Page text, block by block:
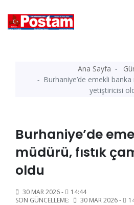
Ana Sayfa
Burhaniye’de emekli banka
yetiştiricisi
Burhaniye’de
müdürü, fıstık
oldu
30 MAR 2026 -
14:44
SON GÜNCELLEME:
30 MAR 2026 -